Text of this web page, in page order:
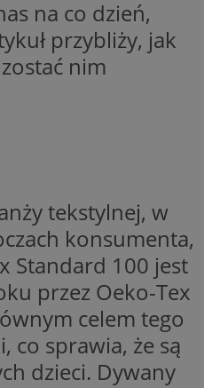
na co dzień,
przybliży, jak
nim
tekstylnej, w
konsumenta,
Standard 100 jest
przez Oeko-Tex
celem tego
co sprawia, że są
dzieci. Dywany